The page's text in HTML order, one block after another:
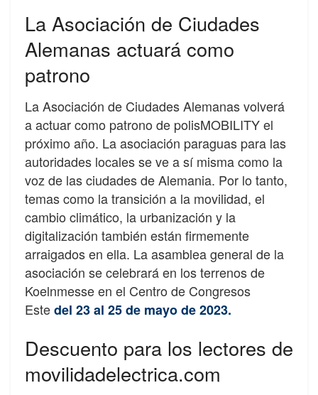
La Asociación de Ciudades
Alemanas actuará como
patrono
La Asociación de Ciudades Alemanas volverá
a actuar como patrono de polisMOBILITY el
próximo año. La asociación paraguas para las
autoridades locales se ve a sí misma como la
voz de las ciudades de Alemania. Por lo tanto,
temas como la transición a la movilidad, el
cambio climático, la urbanización y la
digitalización también están firmemente
arraigados en ella. La asamblea general de la
asociación se celebrará en los terrenos de
Koelnmesse en el Centro de Congresos
Estedel 23 al 25 de mayo de 2023.
Descuento para los lectores de
movilidadelectrica.com